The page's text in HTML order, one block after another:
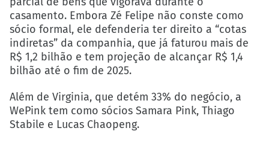
casamento. Embora Zé Felipe não conste como
sócio formal, ele defenderia ter direito a “cotas
indiretas” da companhia, que já faturou mais de
R$ 1,2 bilhão e tem projeção de alcançar R$ 1,4
bilhão até o fim de 2025.
Além de Virginia, que detém 33% do negócio, a
WePink tem como sócios Samara Pink, Thiago
Stabile e Lucas Chaopeng.